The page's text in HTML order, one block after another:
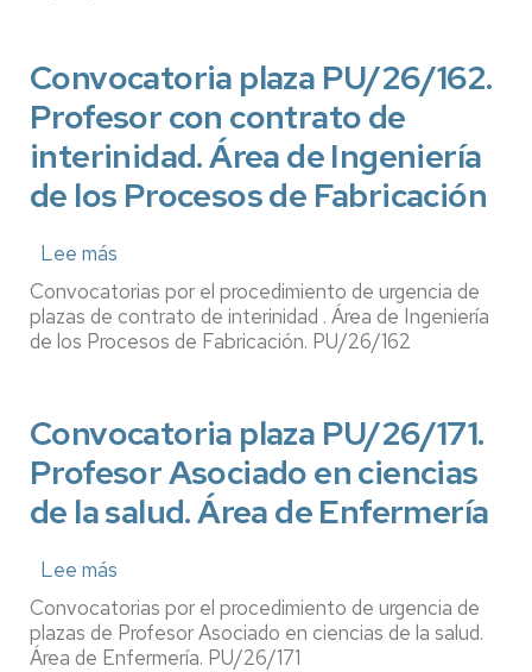
Área
de
Enfermería
Convocatoria plaza PU/26/162.
Profesor con contrato de
interinidad. Área de Ingeniería
de los Procesos de Fabricación
Lee más
Convocatoria
plaza
PU/26/162.
contrato
de
interinidad.
Área
de
los
Procesos
Convocatorias por el procedimiento de urgencia de
plazas de contrato de interinidad . Área de Ingeniería
de los Procesos de Fabricación. PU/26/162
Convocatoria plaza PU/26/171.
Profesor Asociado en ciencias
de la salud. Área de Enfermería
Lee más
Convocatoria
plaza
PU/26/171.
Convocatorias por el procedimiento de urgencia de
plazas de Profesor Asociado en ciencias de la salud.
Área de Enfermería. PU/26/171